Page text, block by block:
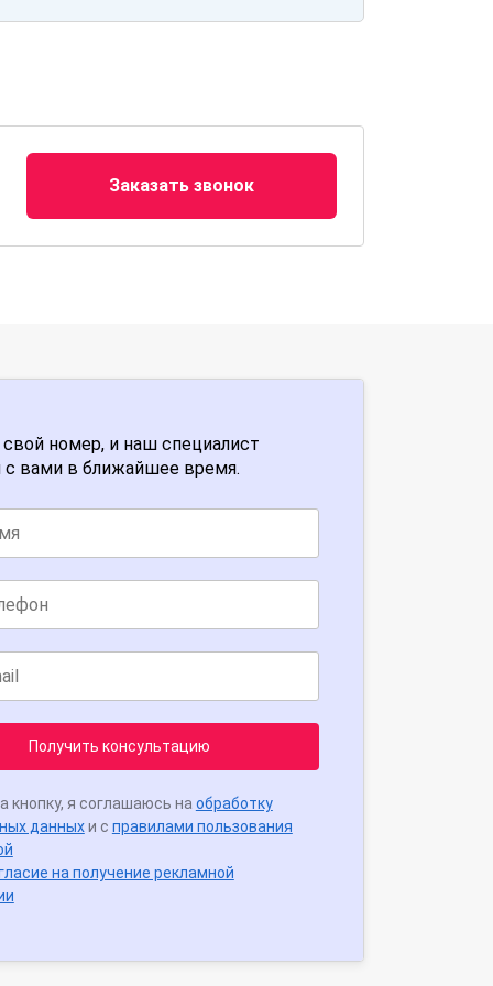
Заказать звонок
номер, и наш специалист
с вами в ближайшее время.
Получить консультацию
кнопку, я соглашаюсь на обработку
данныхи с правилами пользования
на получение рекламной